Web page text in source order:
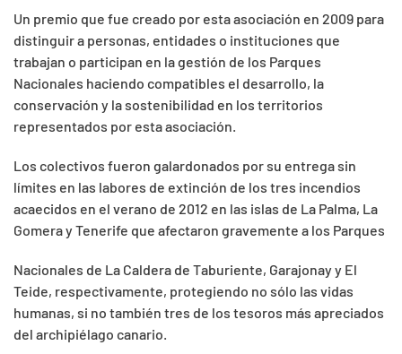
Un premio que fue creado por esta asociación en 2009 para
distinguir a personas, entidades o instituciones que
trabajan o participan en la gestión de los Parques
Nacionales haciendo compatibles el desarrollo, la
conservación y la sostenibilidad en los territorios
representados por esta asociación.
Los colectivos fueron galardonados por su entrega sin
límites en las labores de extinción de los tres incendios
acaecidos en el verano de 2012 en las islas de La Palma, La
Gomera y Tenerife que afectaron gravemente a los Parques
Nacionales de La Caldera de Taburiente, Garajonay y El
Teide, respectivamente, protegiendo no sólo las vidas
humanas, si no también tres de los tesoros más apreciados
del archipiélago canario.